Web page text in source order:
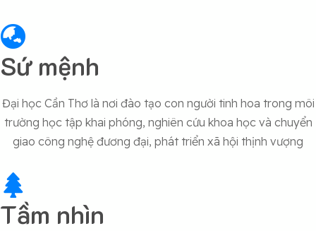
Sứ mệnh
Đại học Cần Thơ là nơi đào tạo con người tinh hoa trong môi
trường học tập khai phóng, nghiên cứu khoa học và chuyển
giao công nghệ đương đại, phát triển xã hội thịnh vượng
Tầm nhìn